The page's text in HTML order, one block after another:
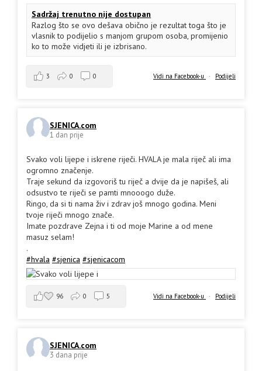
Sadržaj trenutno nije dostupan
Razlog što se ovo dešava obično je rezultat toga što je
vlasnik to podijelio s manjom grupom osoba, promijenio
ko to može vidjeti ili je izbrisano.
Vidi na Facebook-u · Podijeli
3 0 0
SJENICA.com
1 dan prije
Svako voli lijepe i iskrene riječi. HVALA je mala riječ ali ima
ogromno značenje.
Traje sekund da izgovoriš tu riječ a dvije da je napišeš, ali
odsustvo te riječi se pamti mnooogo duže.
Ringo, da si ti nama živ i zdrav još mnogo godina. Meni
tvoje riječi mnogo znače.
Imate pozdrave Zejna i ti od moje Marine a od mene
masuz selam!
.
#hvala #sjenica #sjenicacom
Vidi na Facebook-u · Podijeli
96 0 5
SJENICA.com
3 dana prije